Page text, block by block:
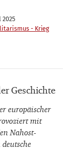
2025
- Krieg
Geschichte
europäischer
mit
Nahost-